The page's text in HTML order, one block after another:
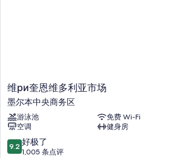
50-英寸智能电视，带数码频道
维
ри
奎
恩
维
多
利
维ри奎恩维多利亚市场
墨尔本中央商务区
游泳池
免费 Wi-Fi
空调
健身房
9.2
分，
9.2 好极了
1,005 条点评